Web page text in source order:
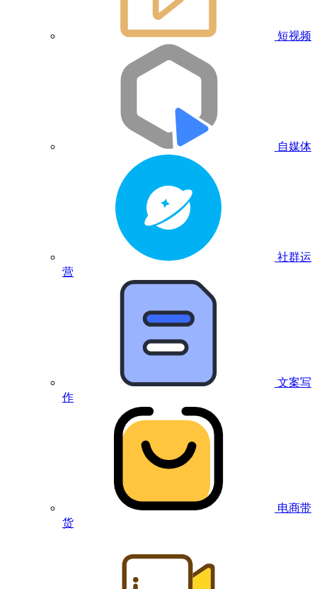
短视频
自媒体
社群运
营
文案写
作
电商带
货